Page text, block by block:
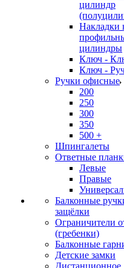
цилиндр
Накладки
цилиндры
Ключ -
Ключ -
Ручки офисные
200
250
300
350
500 +
Шпингалеты
Ответные
Левые
Правые
Балконные
защёлки
Ограничители
(гребенки)
Балконные
Детские замки
Дистанционное